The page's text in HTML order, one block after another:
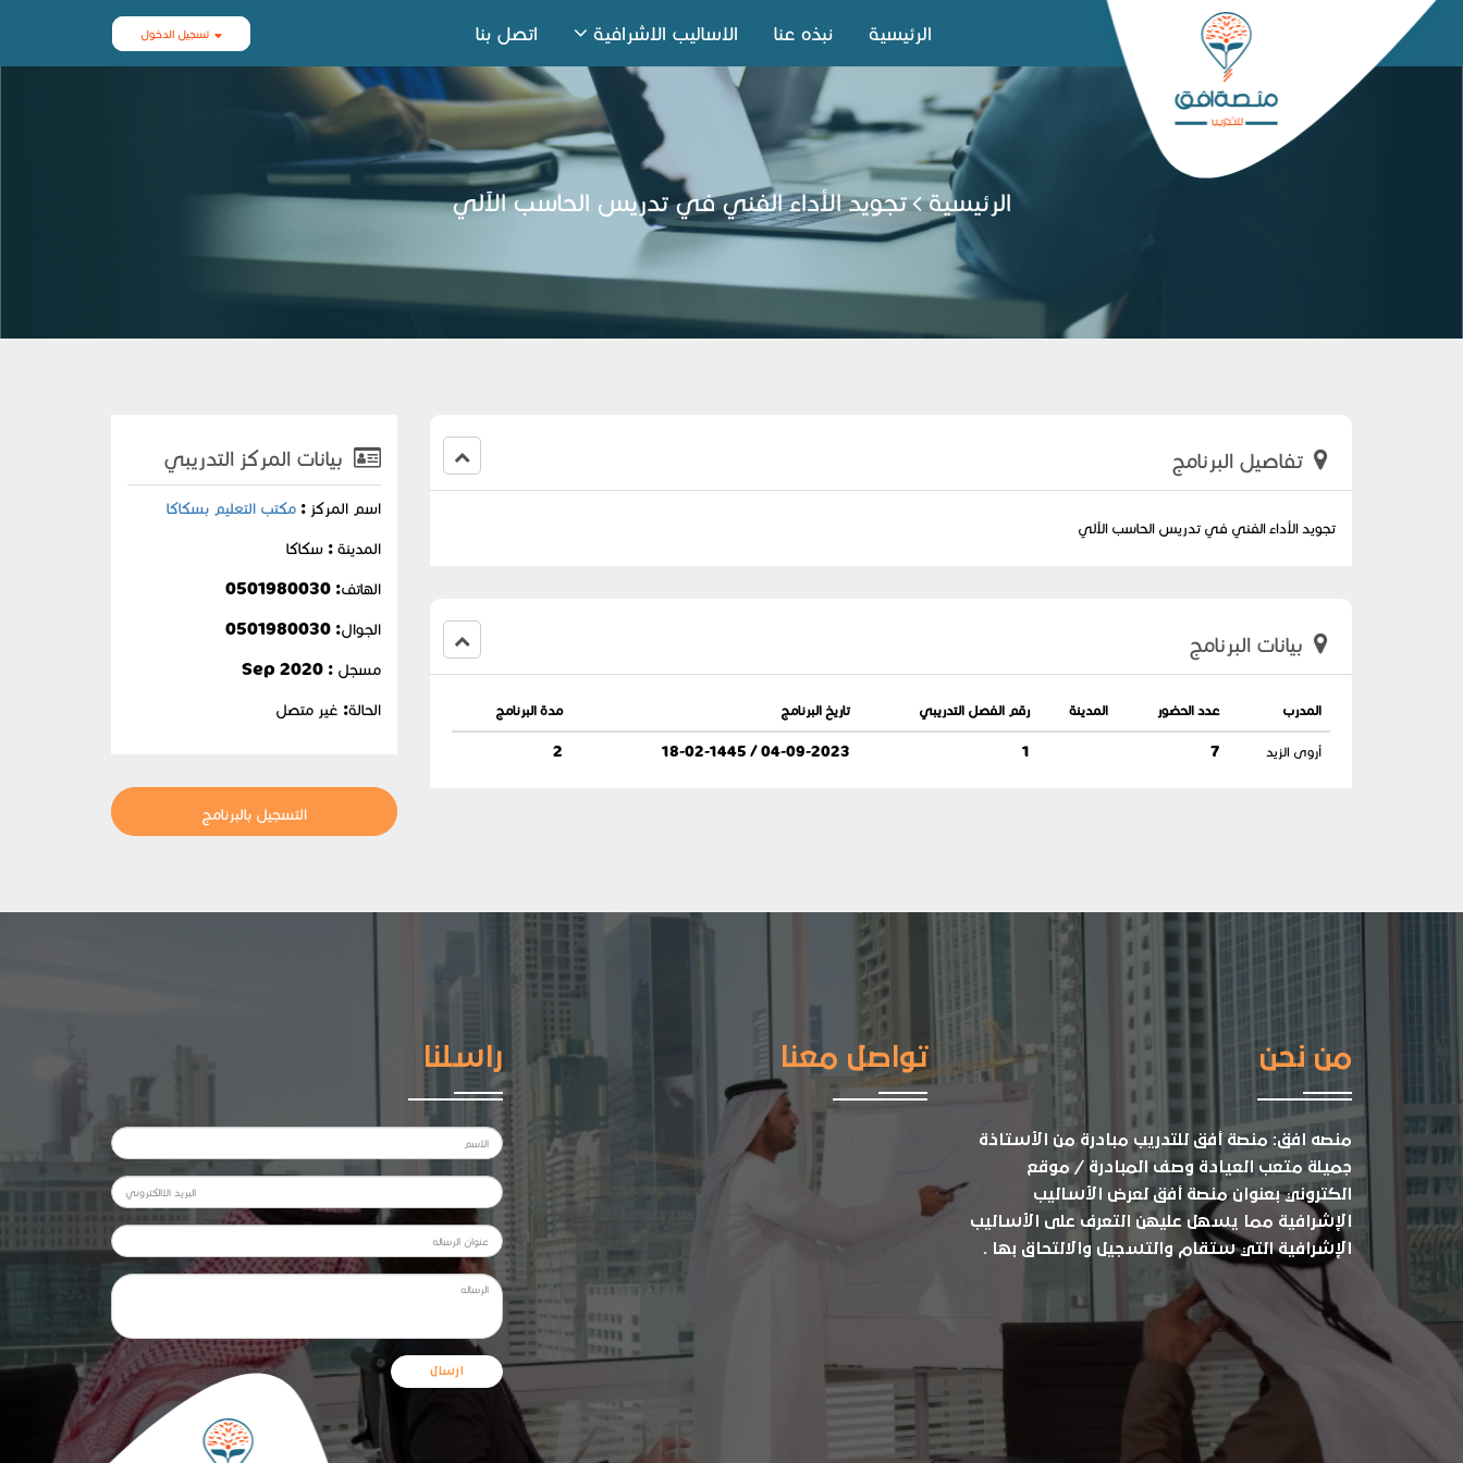
الرئيسية نبذه عنا الاساليب الاشرافية اتصل بنا تسجيل الدخول
الرئيسية تجويد الأداء الفني في تدريس الحاسب الآلي
تفاصيل البرنامج
تجويد الأداء الفني في تدريس الحاسب الآلي
بيانات البرنامج
المدرب عدد الحضور المدينة رقم الفصل التدريبي تاريخ البرنامج مدة البرنامج
أروى الزيد 7
1
04-09-2023 / 18-02-1445
2
بيانات المركز التدريبي
اسم المركز :مكتب التعليم بسكاكا
المدينة : سكاكا
الهاتف: 0501980030
الجوال: 0501980030
مسجل : Sep 2020
الحالة: غير متصل
التسجيل بالبرنامج
من نحن
منصه افق: منصة أفق للتدريب مبادرة من الأستاذة
جميلة متعب العيادة وصف المبادرة / موقع
الكتروني بعنوان منصة أفق لعرض الأساليب
الإشرافية مما يسهل عليهن التعرف على الأساليب
الإشرافية التي ستقام والتسجيل والالتحاق بها .
تواصل معنا راسلنا
ارسال